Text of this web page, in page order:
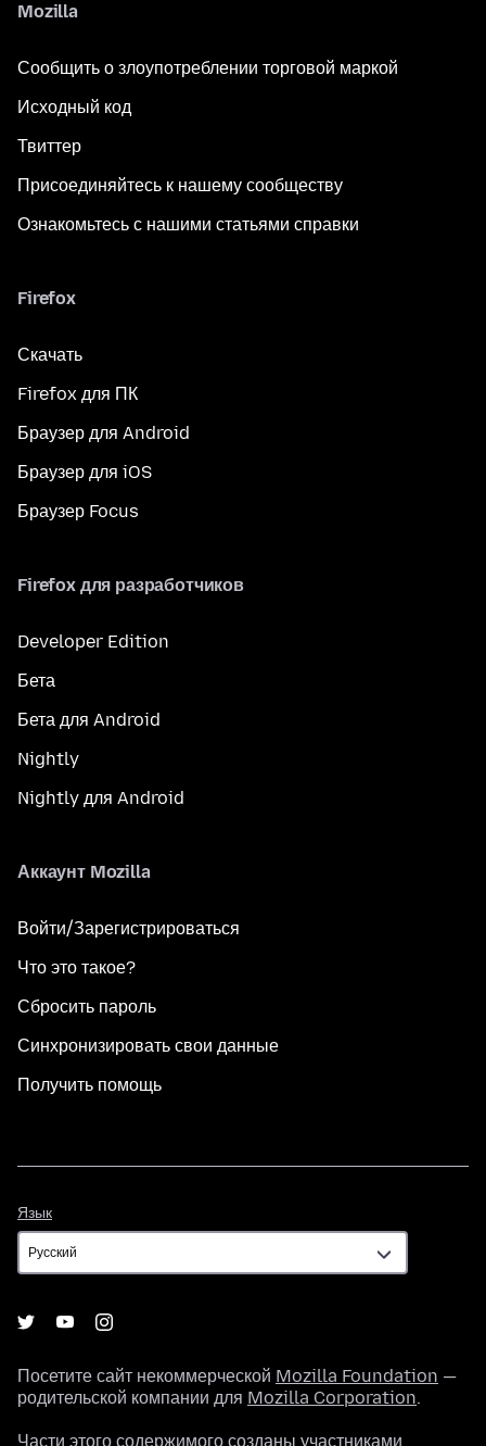
Mozilla
Сообщить о злоупотреблении торговой маркой
Исходный код
Твиттер
Присоединяйтесь к нашему сообществу
Ознакомьтесь с нашими статьями справки
Firefox
Скачать
Firefox для ПК
Браузер для Android
Браузер для iOS
Браузер Focus
Firefox для разработчиков
Developer Edition
Бета
Бета для Android
Nightly
Nightly для Android
Аккаунт Mozilla
Войти/Зарегистрироваться
Что это такое?
Сбросить пароль
Синхронизировать свои данные
Получить помощь
Язык
Посетите сайт некоммерческой Mozilla Foundation —
родительской компании для Mozilla Corporation.
Части этого содержимого созданы участниками